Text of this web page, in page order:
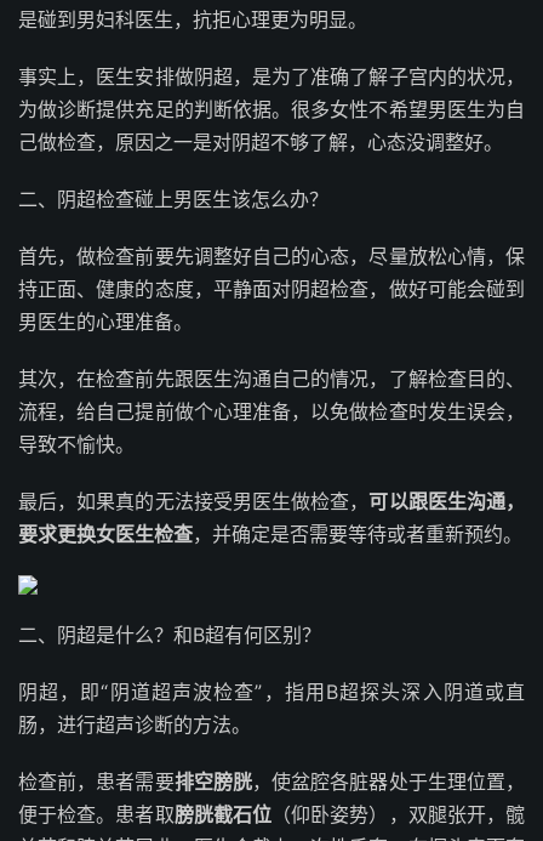
是碰到男妇科医生，抗拒心理更为明显。
事实上，医生安排做阴超，是为了准确了解子宫内的状况，
为做诊断提供充足的判断依据。很多女性不希望男医生为自
己做检查，原因之一是对阴超不够了解，心态没调整好。
二、阴超检查碰上男医生该怎么办？
首先，做检查前要先调整好自己的心态，尽量放松心情，保
持正面、健康的态度，平静面对阴超检查，做好可能会碰到
男医生的心理准备。
其次，在检查前先跟医生沟通自己的情况，了解检查目的、
流程，给自己提前做个心理准备，以免做检查时发生误会，
导致不愉快。
最后，如果真的无法接受男医生做检查， 可以跟医生沟通，
要求更换女医生检查，并确定是否需要等待或者重新预约。
二、阴超是什么？和B超有何区别？
阴超，即“阴道超声波检查”，指用B超探头深入阴道或直
肠，进行超声诊断的方法。
检查前，患者需要排空膀胱，使盆腔各脏器处于生理位置，
便于检查。患者取膀胱截石位 （仰卧姿势），双腿张开，髋